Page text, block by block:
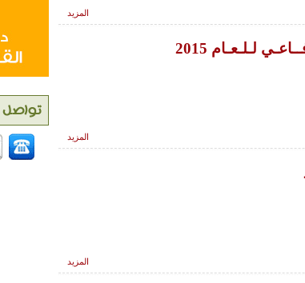
المزيد
لـلـعـام 2015
المزيد
المزيد